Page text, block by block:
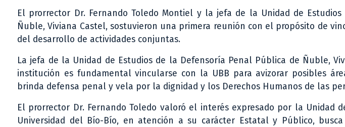
El prorrector Dr. Fernando Toledo Montiel y la jefa de la Unidad de
Ñuble, Viviana Castel, sostuvieron una primera reunión con el propósito de
del desarrollo de actividades conjuntas.
La jefa de la Unidad de Estudios de la Defensoría Penal Pública de Ñuble,
institución es fundamental vincularse con la UBB para avizorar posibles
brinda defensa penal y vela por la dignidad y los Derechos Humanos de las
El prorrector Dr. Fernando Toledo valoró el interés expresado por la Unidad
Universidad del Bío-Bío, en atención a su carácter Estatal y Público,